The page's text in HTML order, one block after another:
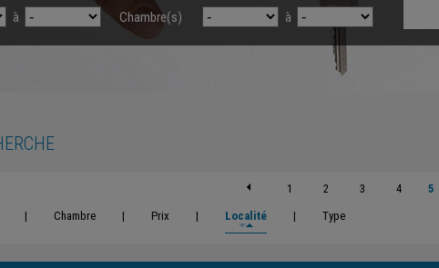
à Chambre(s) à
1 2 3 4
5
| Chambre | Prix | Localité | Type